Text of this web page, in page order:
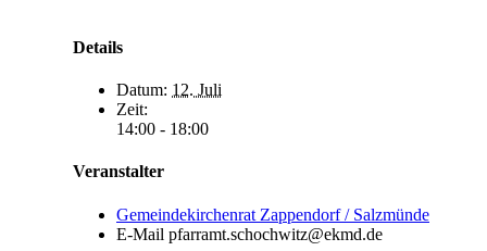
Details
Datum: 12. Juli
Zeit:
14:00 - 18:00
Veranstalter
Gemeindekirchenrat Zappendorf / Salzmünde
E-Mail pfarramt.schochwitz@ekmd.de